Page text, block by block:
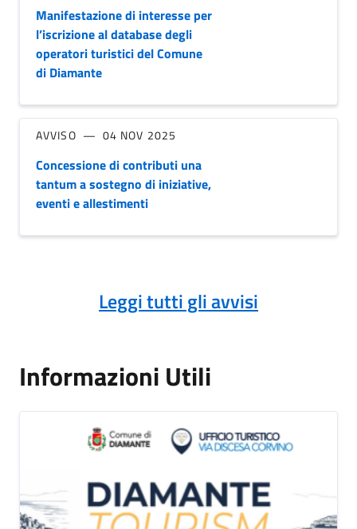
Manifestazione di interesse per
l’iscrizione al database degli
operatori turistici del Comune
di Diamante
AVVISO 04 NOV 2025
Concessione di contributi una
tantum a sostegno di iniziative,
eventi e allestimenti
Leggi tutti gli avvisi
Informazioni Utili